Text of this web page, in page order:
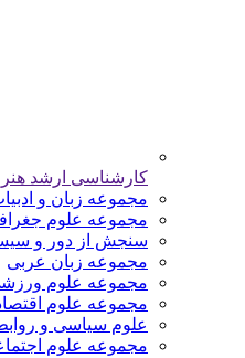
کارشناسی ارشد هنر
مجموعه زبان و
مجموعه علوم
سنجش از دور و
مجموعه زبان عربی
مجموعه علوم
مجموعه علوم
علوم سیاسی و
مجموعه علوم